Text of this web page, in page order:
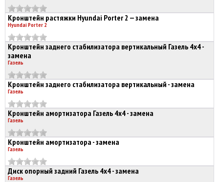
Кронштейн растяжки Hyundai Porter 2 — замена
Hyundai Porter 2
Кронштейн заднего стабилизатора вертикальный Газель 4х4 -
замена
Газель
Кронштейн заднего стабилизатора вертикальный - замена
Газель
Кронштейн амортизатора Газель 4х4 - замена
Газель
Кронштейн амортизатора - замена
Газель
Диск опорный задний Газель 4х4 - замена
Газель